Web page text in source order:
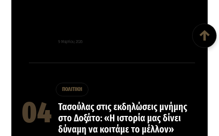
9 Μαρτίου, 2026
ΠΟΛΙΤΙΚΗ
Τασούλας στις εκδηλώσεις μνήμης
στο Δοξάτο: «Η ιστορία μας δίνει
δύναμη να κοιτάμε το μέλλον»
↑